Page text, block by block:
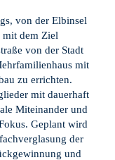
von der Elbinsel
mit dem Ziel
von der Stadt
mit
zu errichten.
mit dauerhaft
Miteinander und
Geplant wird
der
und